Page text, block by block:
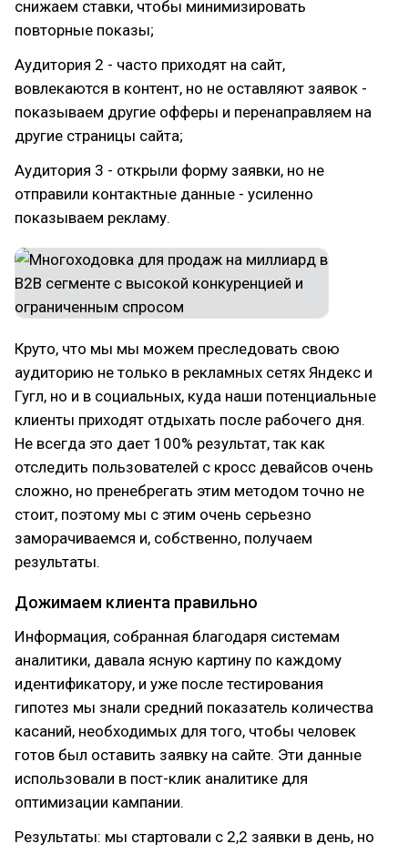
снижаем ставки, чтобы минимизировать
повторные показы;
Аудитория 2 - часто приходят на сайт,
вовлекаются в контент, но не оставляют заявок -
показываем другие офферы и перенаправляем на
другие страницы сайта;
Аудитория 3 - открыли форму заявки, но не
отправили контактные данные - усиленно
показываем рекламу.
Круто, что мы мы можем преследовать свою
аудиторию не только в рекламных сетях Яндекс и
Гугл, но и в социальных, куда наши потенциальные
клиенты приходят отдыхать после рабочего дня.
Не всегда это дает 100% результат, так как
отследить пользователей с кросс девайсов очень
сложно, но пренебрегать этим методом точно не
стоит, поэтому мы с этим очень серьезно
заморачиваемся и, собственно, получаем
результаты.
Дожимаем клиента правильно
Информация, собранная благодаря системам
аналитики, давала ясную картину по каждому
идентификатору, и уже после тестирования
гипотез мы знали средний показатель количества
касаний, необходимых для того, чтобы человек
готов был оставить заявку на сайте. Эти данные
использовали в пост-клик аналитике для
оптимизации кампании.
Результаты: мы стартовали с 2,2 заявки в день, но